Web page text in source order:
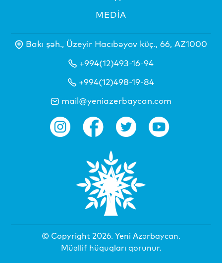
MEDİA
Bakı şəh., Üzeyir Hacıbəyov küç., 66, AZ1000
+994(12)493-16-94
+994(12)498-19-84
mail@yeniazerbaycan.com
© Copyright 2026. Yeni Azərbaycan.
Müəllif hüquqları qorunur.